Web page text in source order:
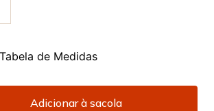
Tabela de Medidas
Adicionar à sacola